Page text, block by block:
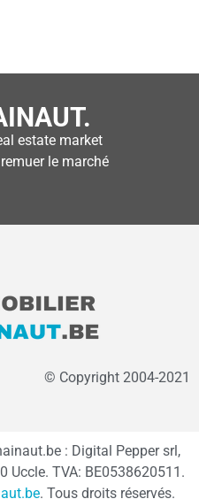
estate market
le marché
© Copyright 2004-2021
: Digital Pepper srl,
Uccle. TVA: BE0538620511.
. Tous droits réservés.